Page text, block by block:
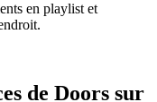
en playlist et
de Doors sur